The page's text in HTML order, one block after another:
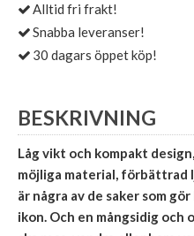
Alltid fri frakt!
Snabba leveranser!
30 dagars öppet köp!
BESKRIVNING
Låg vikt och kompakt
möjliga material, förbättrad
är några av de saker som
ikon. Och en mångsidig och